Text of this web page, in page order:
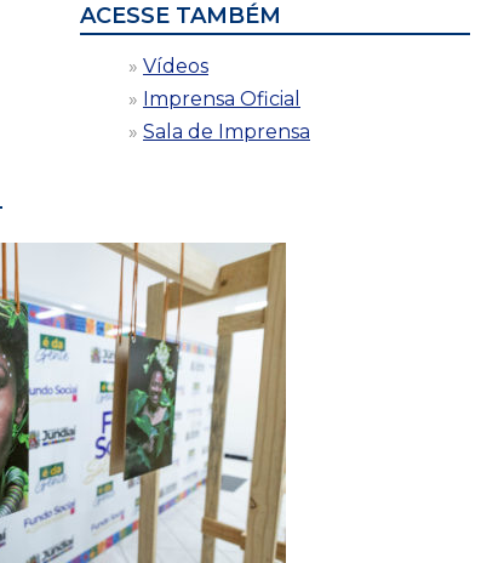
ACESSE TAMBÉM
Vídeos
Imprensa Oficial
Sala de Imprensa